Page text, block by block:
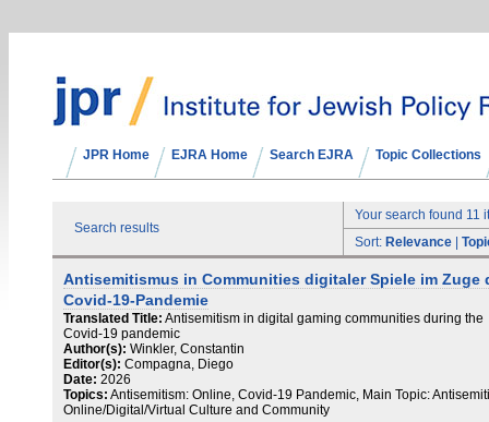
JPR Home EJRA Home Search EJRA Topic Collections
Search results
Your search found 11
Sort: Relevance
Antisemitismus in Communities digitaler Spiele im Zuge
Covid-19-Pandemie
Translated Title: Antisemitism in digital gaming communities during the
Covid-19 pandemic
Author(s): Winkler, Constantin
Editor(s): Compagna, Diego
Date: 2026
Topics: Antisemitism: Online, Covid-19 Pandemic, Main Topic:
Online/Digital/Virtual Culture and Community